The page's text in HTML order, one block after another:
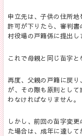
申立先は、子供の住所
許可が下りたら、審判
村役場の戸籍係に提出し
これで母親と同じ苗字と
再度、父親の戸籍に戻
が、その際も原則とし
わなければなりません。
しかし、前回の苗字変
た場合は、成年に達して